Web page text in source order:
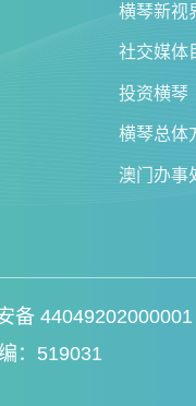
横琴新视
社交媒体
投资横琴
横琴总体
澳门办事
备 44049202000001
：519031